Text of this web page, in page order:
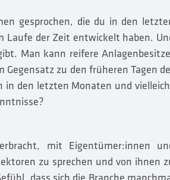
gesprochen, die du in den
Laufe der Zeit entwickelt haben.
Man kann reifere
zu den früheren Tagen
in den letzten Monaten und
mit Eigentümer:innen
zu sprechen und von ihnen